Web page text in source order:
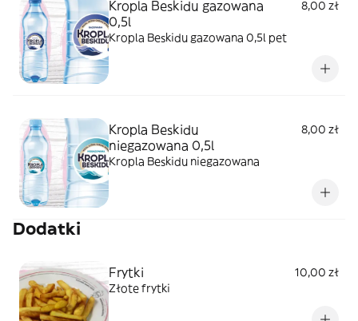
Kropla Beskidu gazowana
0,5l
8,00 zł
Kropla Beskidu gazowana 0,5l pet
Kropla Beskidu
niegazowana 0,5l
8,00 zł
Kropla Beskidu niegazowana
Dodatki
Frytki
10,00 zł
Złote frytki